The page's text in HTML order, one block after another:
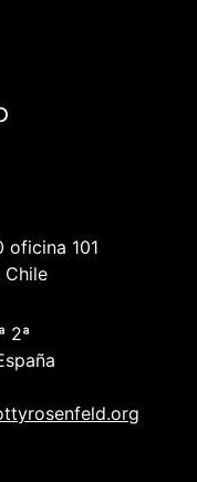
oficina 101
Chile
2ª